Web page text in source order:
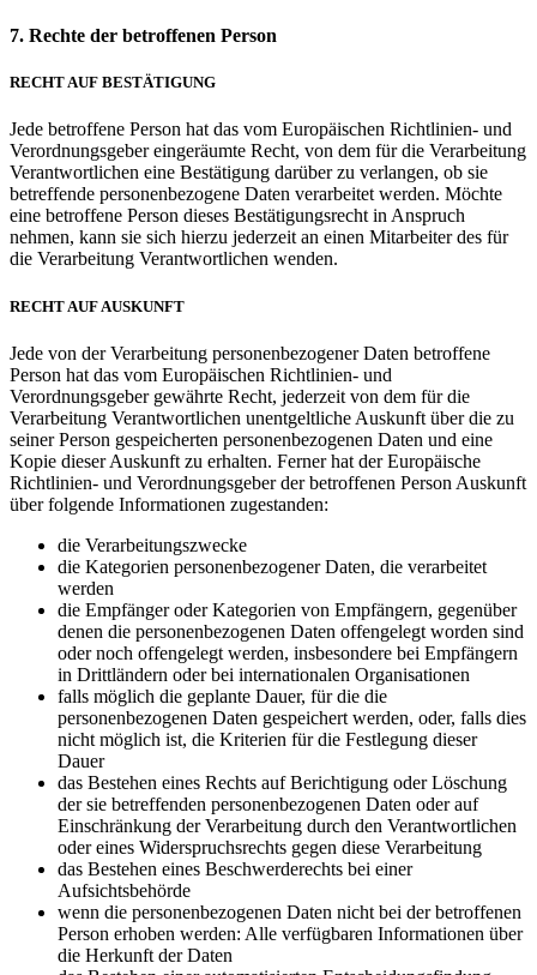
7. Rechte der betroffenen Person
RECHT AUF BESTÄTIGUNG
Jede betroffene Person hat das vom Europäischen Richtlinien- und
Verordnungsgeber eingeräumte Recht, von dem für die Verarbeitung
Verantwortlichen eine Bestätigung darüber zu verlangen, ob sie
betreffende personenbezogene Daten verarbeitet werden. Möchte
eine betroffene Person dieses Bestätigungsrecht in Anspruch
nehmen, kann sie sich hierzu jederzeit an einen Mitarbeiter des für
die Verarbeitung Verantwortlichen wenden.
RECHT AUF AUSKUNFT
Jede von der Verarbeitung personenbezogener Daten betroffene
Person hat das vom Europäischen Richtlinien- und
Verordnungsgeber gewährte Recht, jederzeit von dem für die
Verarbeitung Verantwortlichen unentgeltliche Auskunft über die zu
seiner Person gespeicherten personenbezogenen Daten und eine
Kopie dieser Auskunft zu erhalten. Ferner hat der Europäische
Richtlinien- und Verordnungsgeber der betroffenen Person Auskunft
über folgende Informationen zugestanden:
die Verarbeitungszwecke
die Kategorien personenbezogener Daten, die verarbeitet
werden
die Empfänger oder Kategorien von Empfängern, gegenüber
denen die personenbezogenen Daten offengelegt worden sind
oder noch offengelegt werden, insbesondere bei Empfängern
in Drittländern oder bei internationalen Organisationen
falls möglich die geplante Dauer, für die die
personenbezogenen Daten gespeichert werden, oder, falls dies
nicht möglich ist, die Kriterien für die Festlegung dieser
Dauer
das Bestehen eines Rechts auf Berichtigung oder Löschung
der sie betreffenden personenbezogenen Daten oder auf
Einschränkung der Verarbeitung durch den Verantwortlichen
oder eines Widerspruchsrechts gegen diese Verarbeitung
das Bestehen eines Beschwerderechts bei einer
Aufsichtsbehörde
wenn die personenbezogenen Daten nicht bei der betroffenen
Person erhoben werden: Alle verfügbaren Informationen über
die Herkunft der Daten